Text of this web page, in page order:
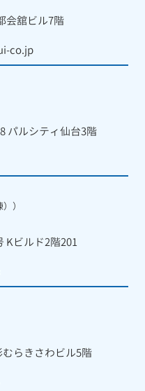
会舘ビル7階
co.jp
パルシティ仙台3階
）
Kビルド2階201
らきさわビル5階